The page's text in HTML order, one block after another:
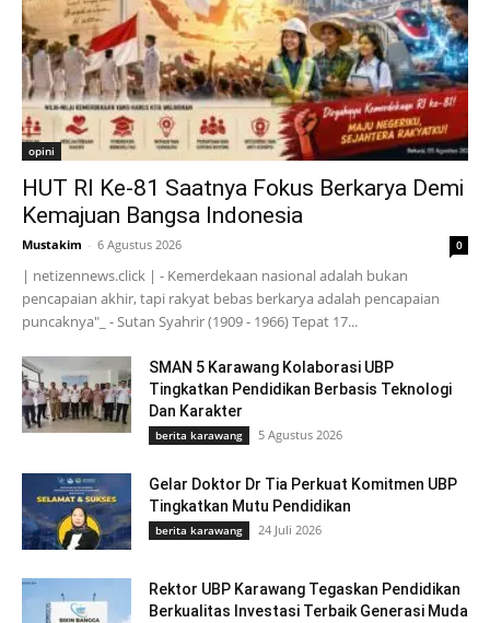
opini
HUT RI Ke-81 Saatnya Fokus Berkarya Demi
Kemajuan Bangsa Indonesia
Mustakim - 6 Agustus 2026 0
| netizennews.click | - Kemerdekaan nasional adalah bukan
pencapaian akhir, tapi rakyat bebas berkarya adalah pencapaian
puncaknya"_ - Sutan Syahrir (1909 - 1966) Tepat 17...
SMAN 5 Karawang Kolaborasi UBP
Tingkatkan Pendidikan Berbasis Teknologi
Dan Karakter
berita karawang 5 Agustus 2026
Gelar Doktor Dr Tia Perkuat Komitmen UBP
Tingkatkan Mutu Pendidikan
berita karawang 24 Juli 2026
Rektor UBP Karawang Tegaskan Pendidikan
Berkualitas Investasi Terbaik Generasi Muda